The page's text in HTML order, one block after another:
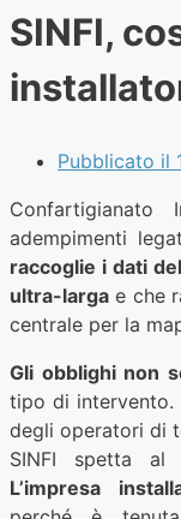
SINFI,
Pubblicato il
Confartigianato
adempimenti
raccoglie i dati
ultra-larga e che
centrale per la
Gli obblighi non
tipo di intervento.
degli operatori di
SINFI spetta al
L’impresa